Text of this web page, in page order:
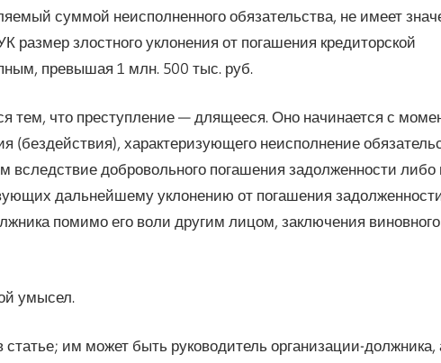
суммой неисполненного обязательства, не имеет
размер злостного уклонения от погашения кредиторской
превышая 1 млн. 500 тыс. руб.
тем, что преступление — длящееся. Оно начинается с
(бездействия), характеризующего неисполнение
вследствие добровольного погашения задолженности либо
дальнейшему уклонению от погашения
помимо его воли другим лицом, заключения
умысел.
статье; им может быть руководитель организации-должника,